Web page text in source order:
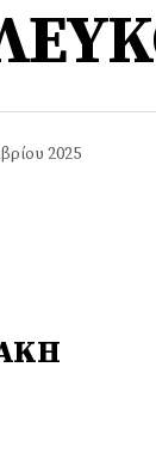
2025